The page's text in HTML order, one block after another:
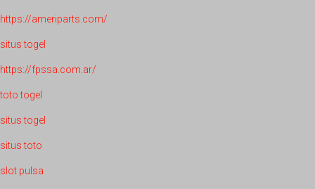
https://ameriparts.com/
situs togel
https://fpssa.com.ar/
toto togel
situs togel
situs toto
slot pulsa